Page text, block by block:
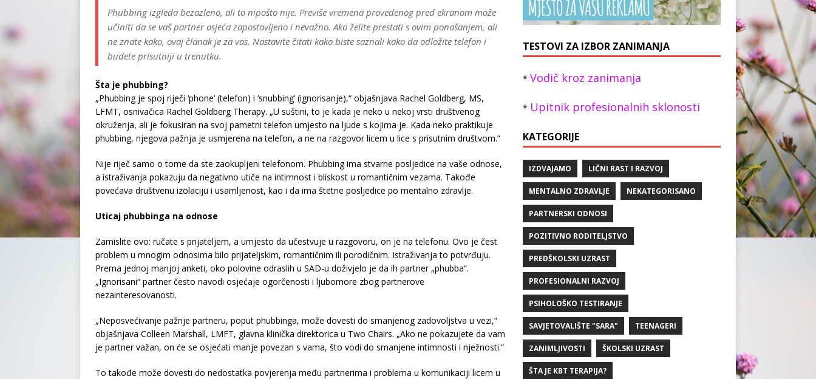
Phubbing izgleda bezazleno, ali to nipošto nije. Previše vremena provedenog pred ekranom može
učiniti da se vaš partner osjeća zapostavljeno i nevažno. Ako želite prestati s ovim ponašanjem, ali
ne znate kako, ovaj članak je za vas. Nastavite čitati kako biste saznali kako da odložite telefon i
budete prisutniji u trenutku.
Šta je phubbing?
„Phubbing je spoj riječi ‘phone’ (telefon) i ‘snubbing’ (ignorisanje),“ objašnjava Rachel Goldberg, MS,
LFMT, osnivačica Rachel Goldberg Therapy. „U suštini, to je kada je neko u nekoj vrsti društvenog
okruženja, ali je fokusiran na svoj pametni telefon umjesto na ljude s kojima je. Kada neko praktikuje
phubbing, njegova pažnja je usmjerena na telefon, a ne na razgovor licem u lice s prisutnim društvom.“
Nije riječ samo o tome da ste zaokupljeni telefonom. Phubbing ima stvarne posljedice na vaše odnose,
a istraživanja pokazuju da negativno utiče na intimnost i bliskost u romantičnim vezama. Takođe
povećava društvenu izolaciju i usamljenost, kao i da ima štetne posljedice po mentalno zdravlje.
Uticaj phubbinga na odnose
Zamislite ovo: ručate s prijateljem, a umjesto da učestvuje u razgovoru, on je na telefonu. Ovo je čest
problem u mnogim odnosima bilo prijateljskim, romantičnim ili porodičnim. Istraživanja to potvrđuju.
Prema jednoj manjoj anketi, oko polovine odraslih u SAD-u doživjelo je da ih partner „phubba“.
„Ignorisani“ partner često navodi osjećaje ogorčenosti i ljubomore zbog partnerove
nezainteresovanosti.
„Neposvećivanje pažnje partneru, poput phubbinga, može dovesti do smanjenog zadovoljstva u vezi,“
objašnjava Colleen Marshall, LMFT, glavna klinička direktorica u Two Chairs. „Ako ne pokazujete da vam
je partner važan, on će se osjećati manje povezan s vama, što vodi do smanjene intimnosti i nježnosti.“
To takođe može dovesti do nedostatka povjerenja među partnerima i problema u komunikaciji licem u
TESTOVI ZA IZBOR ZANIMANJA
* Vodič kroz zanimanja
* Upitnik profesionalnih sklonosti
KATEGORIJE
IZDVAJAMO LIČNI RAST I RAZVOJ
MENTALNO ZDRAVLJE NEKATEGORISANO
PARTNERSKI ODNOSI
POZITIVNO RODITELJSTVO
PREDŠKOLSKI UZRAST
PROFESIONALNI RAZVOJ
PSIHOLOŠKO TESTIRANJE
SAVJETOVALIŠTE "SARA" TEENAGERI
ZANIMLJIVOSTI ŠKOLSKI UZRAST
ŠTA JE KBT TERAPIJA?